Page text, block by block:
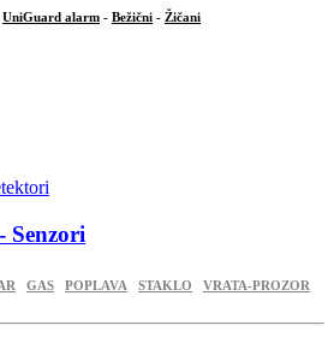
UniGuard alarm - Bežični - Žičani
Senzori
GAS POPLAVA STAKLO VRATA-PROZOR